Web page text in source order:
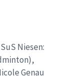
Niesen:
Genau